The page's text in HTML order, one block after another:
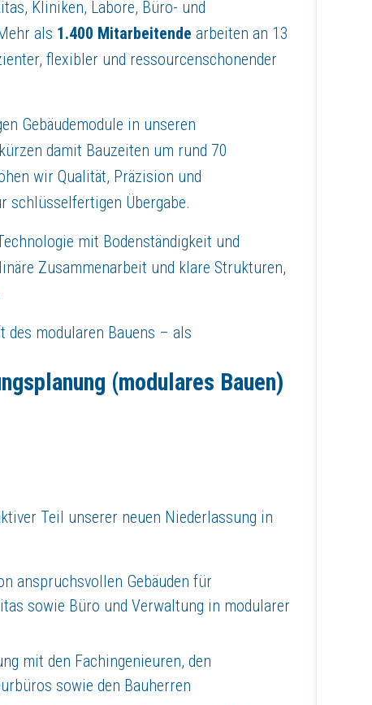
von nachhaltigen Lösungen im modularen Bauen
Ihrem Team und verfügen über verhandlungssichere
Entscheidungswege und ein offenes, kollegiales Arbeitsumfeld
freie Tage an Brückentagen
für Industrie, Handel, Gewerbe, öffentliche
mit handwerklicher Tradition ist sich das Unternehmen seiner
und eine Vielzahl von Fachunternehmen, die größtenteils seit
Kliniken, Labore, Büro- und
als 1.400 Mitarbeitende arbeiten an 13
flexibler und ressourcenschonender
Gebäudemodule in unseren
damit Bauzeiten um rund 70
wir Qualität, Präzision und
schlüsselfertigen Übergabe.
mit Bodenständigkeit und
Zusammenarbeit und klare Strukturen,
des modularen Bauens – als
(modulares Bauen)
Teil unserer neuen Niederlassung in
anspruchsvollen Gebäuden für
sowie Büro und Verwaltung in modularer
mit den Fachingenieuren, den
sowie den Bauherren